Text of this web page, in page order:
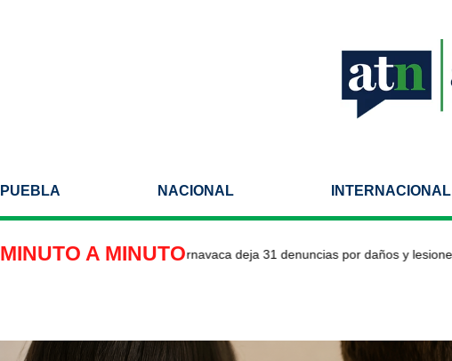
PUEBLA NACIONAL INTERNACIONAL
MINUTO A MINUTO
de pipa de gas en Cuernavaca deja 31 denuncias por daños y lesiones